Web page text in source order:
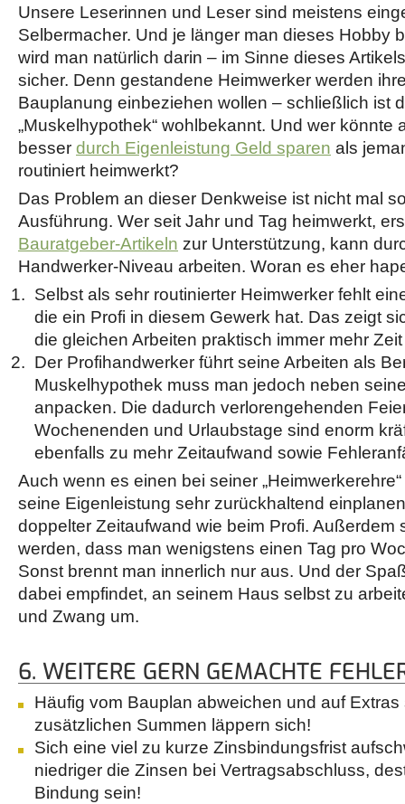
Unsere Leserinnen und Leser sind meistens
Selbermacher. Und je länger man dieses Hobby
wird man natürlich darin – im Sinne dieses
sicher. Denn gestandene Heimwerker werden
Bauplanung einbeziehen wollen – schließlich ist
„Muskelhypothek“ wohlbekannt. Und wer könnte
besser durch Eigenleistung Geld sparen als
routiniert heimwerkt?
Das Problem an dieser Denkweise ist nicht mal
Ausführung. Wer seit Jahr und Tag heimwerkt,
Bauratgeber-Artikeln zur Unterstützung, kann
Handwerker-Niveau arbeiten. Woran es eher
Selbst als sehr routinierter Heimwerker fehlt
die ein Profi in diesem Gewerk hat. Das zeigt
die gleichen Arbeiten praktisch immer mehr
Der Profihandwerker führt seine Arbeiten als
Muskelhypothek muss man jedoch neben
anpacken. Die dadurch verlorengehenden
Wochenenden und Urlaubstage sind enorm
ebenfalls zu mehr Zeitaufwand sowie
Auch wenn es einen bei seiner
seine Eigenleistung sehr zurückhaltend
doppelter Zeitaufwand wie beim Profi. Außerdem
werden, dass man wenigstens einen Tag pro
Sonst brennt man innerlich nur aus. Und der
dabei empfindet, an seinem Haus selbst zu
und Zwang um.
6. WEITERE GERN GEMACHTE
Häufig vom Bauplan abweichen und auf Extras
zusätzlichen Summen läppern sich!
Sich eine viel zu kurze Zinsbindungsfrist
niedriger die Zinsen bei Vertragsabschluss,
Bindung sein!